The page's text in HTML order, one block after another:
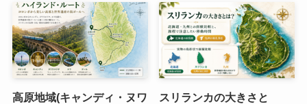
高原地域(キャンディ・ヌワ
スリランカの大きさと